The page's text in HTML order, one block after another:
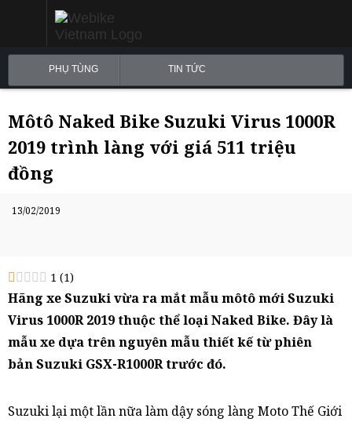
PHỤ TÙNG TIN TỨC
Môtô Naked Bike Suzuki Virus 1000R
2019 trình làng với giá 511 triệu
đồng
13/02/2019
1 (1)
Hãng xe Suzuki vừa ra mắt mẫu môtô mới Suzuki
Virus 1000R 2019 thuộc thể loại Naked Bike. Đây là
mẫu xe dựa trên nguyên mẫu thiết kế từ phiên
bản Suzuki GSX-R1000R trước đó.
Suzuki lại một lần nữa làm dậy sóng làng Moto Thế Giới